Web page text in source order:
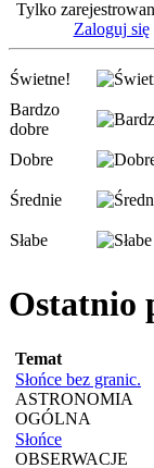
Tylko
Zaloguj się
Świetne!
Bardzo
dobre
Dobre
Średnie
Słabe
Ostatnio
Temat
Słońce bez granic.
ASTRONOMIA
OGÓLNA
Słońce
OBSERWACJE